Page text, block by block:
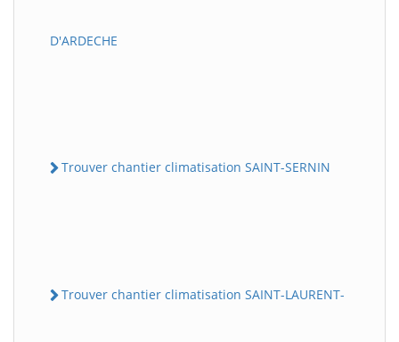
D'ARDECHE
Trouver chantier climatisation SAINT-SERNIN
Trouver chantier climatisation SAINT-LAURENT-